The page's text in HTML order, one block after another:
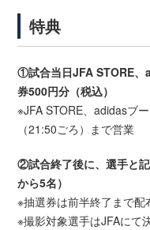
特典
①試合当日JFA STORE、
券500円分（税込）
※JFA STORE、adidasブ
（21:50ごろ）まで営業
②試合終了後に、選手と
から5名）
※抽選券は前半終了まで配
※撮影対象選手はJFAにて